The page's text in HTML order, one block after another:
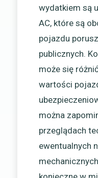
wydatkiem są
AC, które są
pojazdu
publicznych.
może się
wartości
można
przeglądach
ewentualnych